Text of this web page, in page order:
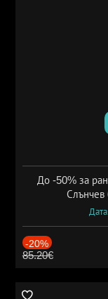
До -50% за
Слънчев
-20%
85.20€